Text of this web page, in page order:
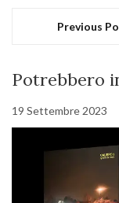
Previous
Potrebbero
19 Settembre 2023